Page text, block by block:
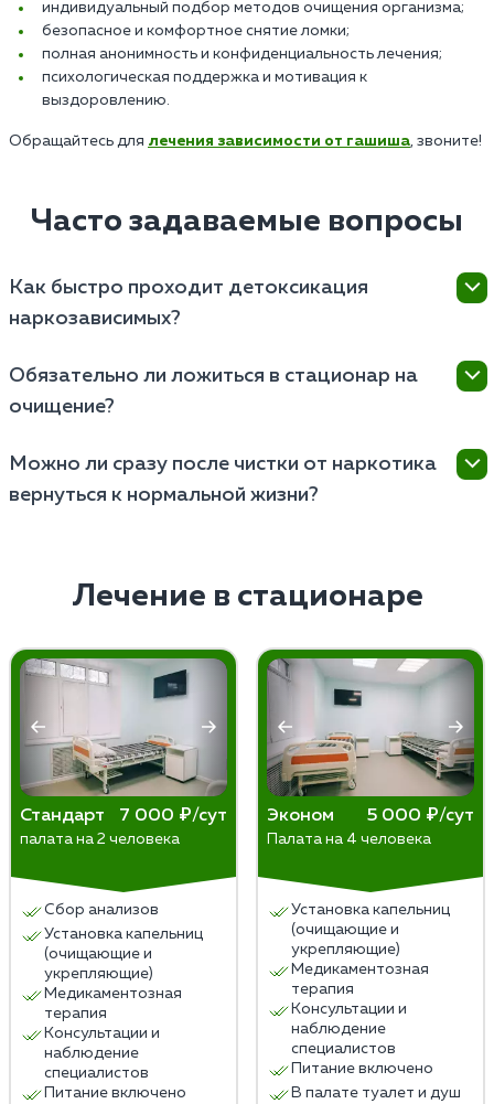
индивидуальный подбор методов очищения организма;
безопасное и комфортное снятие ломки;
полная анонимность и конфиденциальность лечения;
психологическая поддержка и мотивация к
выздоровлению.
Обращайтесь для лечения зависимости от гашиша , звоните!
Часто задаваемые вопросы
Как быстро проходит детоксикация
наркозависимых?
дней до недели. Срок зависит от вида наркотиков,
состояния организма, тяжести зависимости.
Обязательно ли ложиться в стационар на
очищение?
риске осложнений. При легкой абстиненции
возможно очищение на дому под контролем врача.
Можно ли сразу после чистки от наркотика
вернуться к нормальной жизни?
избавиться от психологической зависимости и
снизить риск срыва.
Лечение в стационаре
Стандарт 7 000 ₽/сут
палата на 2 человека
Сбор анализов
Установка капельниц
(очищающие и
укрепляющие)
Медикаментозная
терапия
Консультации и
наблюдение
специалистов
Питание включено
Эконом 5 000 ₽/сут
Палата на 4 человека
Установка капельниц
(очищающие и
укрепляющие)
Медикаментозная
терапия
Консультации и
наблюдение
специалистов
Питание включено
В палате туалет и душ